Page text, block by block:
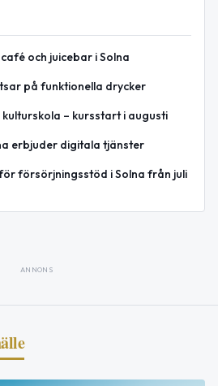
och juicebar i Solna
på funktionella drycker
kulturskola – kursstart i augusti
erbjuder digitala tjänster
försörjningsstöd i Solna från juli
ANNONS